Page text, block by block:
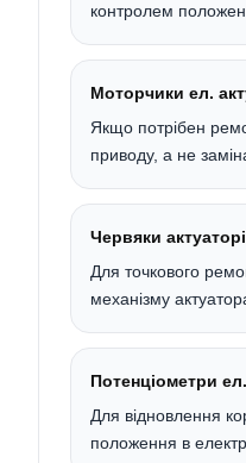
контролем
Моторчики ел.
Якщо потрібен
приводу, а не
Червяки
Для точкового
механізму
Потенціометри
Для відновлення
положення в